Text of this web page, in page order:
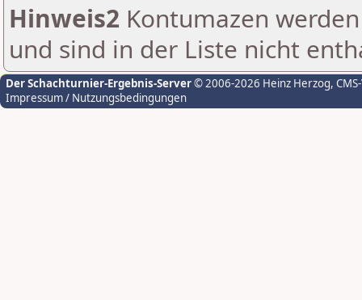
Hinweis2 Kontumazen
und sind in der Liste nicht
Der Schachturnier-Ergebnis-Server© 2006-2026 Heinz Herzog,
Impressum / Nutzungsbedingungen